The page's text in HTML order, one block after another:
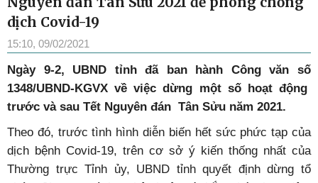
dịch Covid-19
15:10, 09/02/2021
Ngày 9-2, UBND tỉnh đã ban hành Công văn số
1348/UBND-KGVX về việc dừng một số hoạt động
trước và sau Tết Nguyên đán Tân Sửu năm 2021.
Theo đó, trước tình hình diễn biến hết sức phức tạp của
dịch bệnh Covid-19, trên cơ sở ý kiến thống nhất của
Thường trực Tỉnh ủy, UBND tỉnh quyết định dừng tổ